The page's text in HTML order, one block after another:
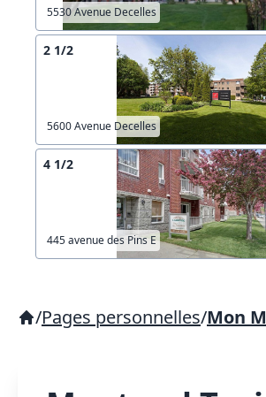
5530 Avenue Decelles
2 1/2
5600 Avenue Decelles
4 1/2
445 avenue des Pins E
/Pages personnelles/Mon